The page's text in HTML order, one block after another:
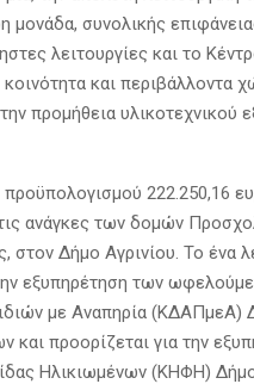
μονάδα, συνολικής
λειτουργίες και το
και
προμήθεια υλικοτεχνικού
222.250,16
ανάγκες των δομών
στον Δήμο Αγρινίου. Το ένα
εξυπηρέτηση των
με Αναπηρία (ΚΔΑΠμεΑ)
και προορίζεται για την
Ηλικιωμένων (ΚΗΦΗ)